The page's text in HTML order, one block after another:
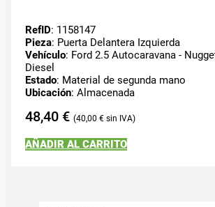
RefID: 1158147
Pieza: Puerta Delantera Izquierda
Vehículo: Ford 2.5 Autocaravana -
Diesel
Estado: Material de segunda mano
Ubicación: Almacenada
48,40 € 40,00 €
AÑADIR AL CARRITO